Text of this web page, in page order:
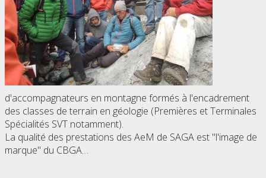
d'accompagnateurs en montagne formés à l'encadrement
des classes de terrain en géologie (Premières et Terminales
Spécialités SVT notamment).
La qualité des prestations des AeM de SAGA est "l'image de
marque" du CBGA…